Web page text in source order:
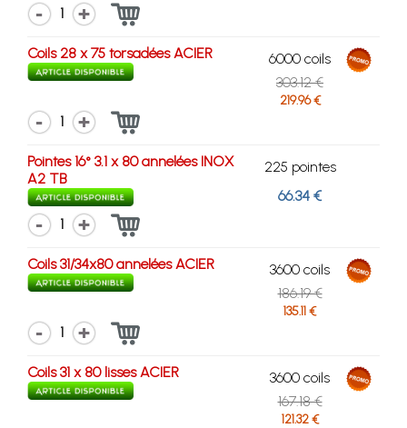
1
Coils 28 x 75 torsadées ACIER
6000 coils
303.12 €
219.96 €
1
Pointes 16° 3.1 x 80 annelées INOX
A2 TB
225 pointes
66.34 €
1
Coils 31/34x80 annelées ACIER
3600 coils
186.19 €
135.11 €
1
Coils 31 x 80 lisses ACIER
3600 coils
167.18 €
121.32 €